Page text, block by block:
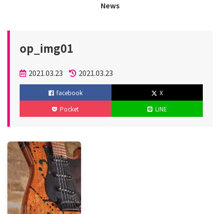
News
op_img01
投
稿
日
2021.03.23
更
新
2021.03.23
facebook
X
Pocket
LINE